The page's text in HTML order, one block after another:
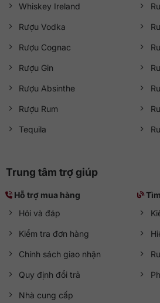
Whiskey Ireland
Rượu Vodka
Rượu Cognac
Rượu Gin
Rượu Absinthe
Rượu Rum
Tequila
Trung tâm trợ giúp
Hỗ trợ mua hàng
Hỏi và đáp
Kiểm tra đơn hàng
Chính sách giao nhận
Quy định đổi trả
Nhà cung cấp